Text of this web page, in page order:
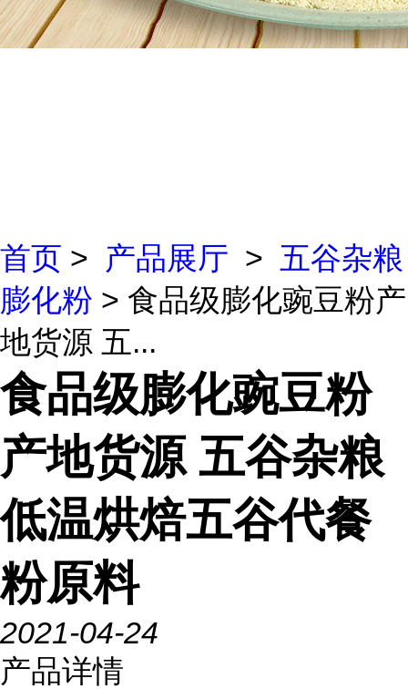
首页 > 产品展厅 > 五谷杂粮
膨化粉 > 食品级膨化豌豆粉产
地货源 五...
食品级膨化豌豆粉
产地货源 五谷杂粮
低温烘焙五谷代餐
粉原料
2021-04-24
产品详情